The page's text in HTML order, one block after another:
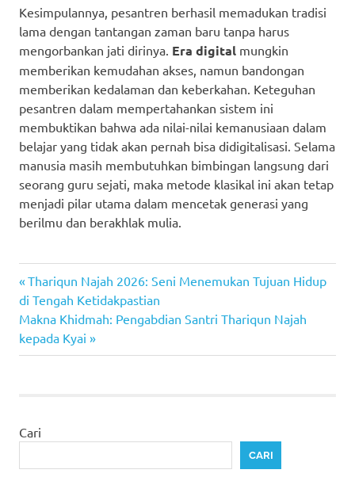
Kesimpulannya, pesantren berhasil memadukan tradisi
lama dengan tantangan zaman baru tanpa harus
mengorbankan jati dirinya. Era digital mungkin
memberikan kemudahan akses, namun bandongan
memberikan kedalaman dan keberkahan. Keteguhan
pesantren dalam mempertahankan sistem ini
membuktikan bahwa ada nilai-nilai kemanusiaan dalam
belajar yang tidak akan pernah bisa didigitalisasi. Selama
manusia masih membutuhkan bimbingan langsung dari
seorang guru sejati, maka metode klasikal ini akan tetap
menjadi pilar utama dalam mencetak generasi yang
berilmu dan berakhlak mulia.
Navigasi
pos
Previous
Post:
Thariqun Najah 2026: Seni Menemukan Tujuan Hidup
di Tengah Ketidakpastian
Next
Post:
Makna Khidmah: Pengabdian Santri Thariqun Najah
kepada Kyai
Cari
CARI